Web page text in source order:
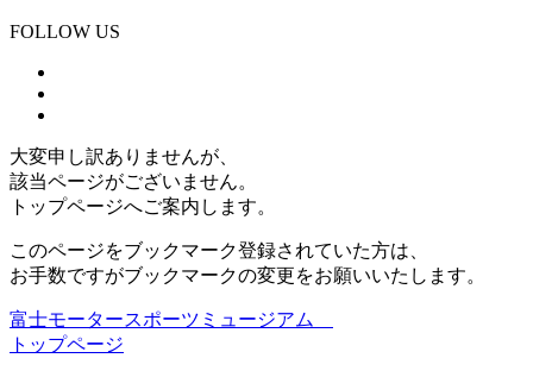
FOLLOW US
大変申し訳ありませんが、
該当ページがございません。
トップページへご案内します。
このページをブックマーク登録されていた方は、
お手数ですがブックマークの変更をお願いいたします。
富士モータースポーツミュージアム
トップページ